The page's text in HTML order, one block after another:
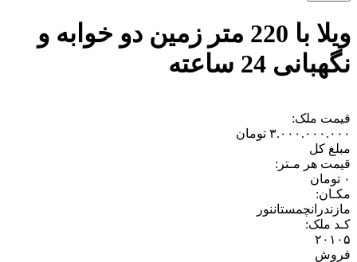
ویلا با 220 متر زمین دو خوابه و
نگهبانی 24 ساعته
قیمت ملک:
۳.۰۰۰.۰۰۰.۰۰۰ تومان
مبلغ کل
قیمت هر مـتر:
۰ تومان
مکـان:
مازندرانچمستاننور
کـد ملک:
۲۰۱۰۵
فروش